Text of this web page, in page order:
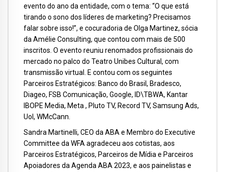
evento do ano da entidade, com o tema: “O que está
tirando o sono dos líderes de marketing? Precisamos
falar sobre isso!”, e cocuradoria de Olga Martinez, sócia
da Amélie Consulting, que contou com mais de 500
inscritos. O evento reuniu renomados profissionais do
mercado no palco do Teatro Unibes Cultural, com
transmissão virtual. E contou com os seguintes
Parceiros Estratégicos: Banco do Brasil, Bradesco,
Diageo, FSB Comunicação, Google, ID\TBWA, Kantar
IBOPE Media, Meta , Pluto TV, Record TV, Samsung Ads,
Uol, WMcCann.
Sandra Martinelli, CEO da ABA e Membro do Executive
Committee da WFA agradeceu aos cotistas, aos
Parceiros Estratégicos, Parceiros de Mídia e Parceiros
Apoiadores da Agenda ABA 2023, e aos painelistas e